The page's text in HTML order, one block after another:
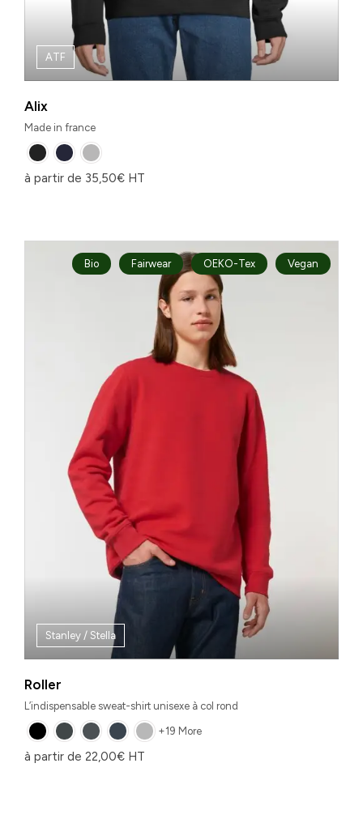
ATF
Alix
Made in france
à partir de 35,50€ HT
Bio Fairwear OEKO-Tex Vegan
Stanley / Stella
Roller
L’indispensable sweat-shirt unisexe à col rond
+19 More
à partir de 22,00€ HT